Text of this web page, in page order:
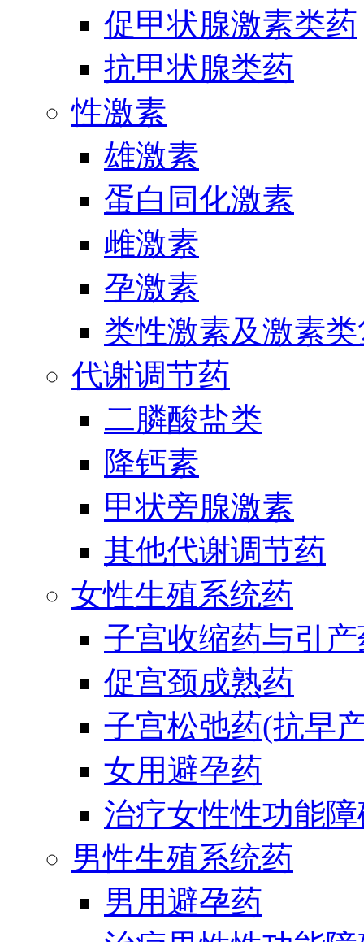
促甲状腺激素类药
抗甲状腺类药
性激素
雄激素
蛋白同化激素
雌激素
孕激素
类性激素及激素
代谢调节药
二膦酸盐类
降钙素
甲状旁腺激素
其他代谢调节药
女性生殖系统药
子宫收缩药与引
促宫颈成熟药
子宫松弛药(抗早
女用避孕药
治疗女性性功能
男性生殖系统药
男用避孕药